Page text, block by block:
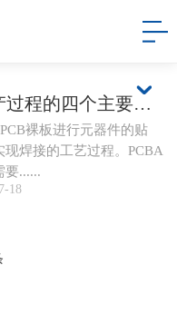
PCBA生产过程的四个主要环节
裸板进行元器件的贴
现焊接的工艺过程。PCBA
要......
18